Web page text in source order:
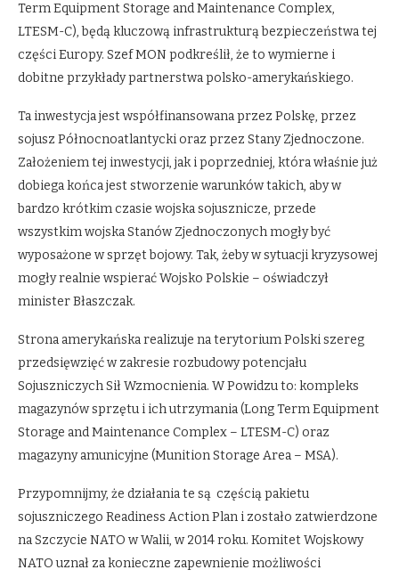
Term Equipment Storage and Maintenance Complex,
LTESM-C), będą kluczową infrastrukturą bezpieczeństwa tej
części Europy. Szef MON podkreślił, że to wymierne i
dobitne przykłady partnerstwa polsko-amerykańskiego.
Ta inwestycja jest współfinansowana przez Polskę, przez
sojusz Północnoatlantycki oraz przez Stany Zjednoczone.
Założeniem tej inwestycji, jak i poprzedniej, która właśnie już
dobiega końca jest stworzenie warunków takich, aby w
bardzo krótkim czasie wojska sojusznicze, przede
wszystkim wojska Stanów Zjednoczonych mogły być
wyposażone w sprzęt bojowy. Tak, żeby w sytuacji kryzysowej
mogły realnie wspierać Wojsko Polskie – oświadczył
minister Błaszczak.
Strona amerykańska realizuje na terytorium Polski szereg
przedsięwzięć w zakresie rozbudowy potencjału
Sojuszniczych Sił Wzmocnienia. W Powidzu to: kompleks
magazynów sprzętu i ich utrzymania (Long Term Equipment
Storage and Maintenance Complex – LTESM-C) oraz
magazyny amunicyjne (Munition Storage Area – MSA).
Przypomnijmy, że działania te są częścią pakietu
sojuszniczego Readiness Action Plan i zostało zatwierdzone
na Szczycie NATO w Walii, w 2014 roku. Komitet Wojskowy
NATO uznał za konieczne zapewnienie możliwości